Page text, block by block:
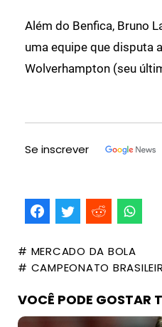
Além do Benfica, Bruno
uma equipe que disputa
Wolverhampton (seu
Se inscrever
# MERCADO DA BOLA
# CAMPEONATO
VOCÊ PODE GOSTAR